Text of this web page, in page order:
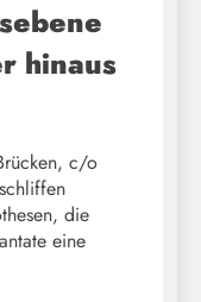
hinaus
c/o
die
eine